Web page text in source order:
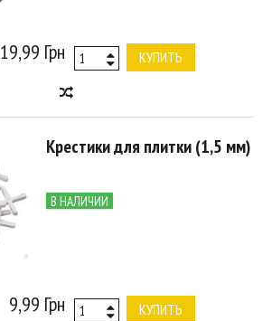
19,99 Грн КУПИТЬ
Крестики для плитки (1,5 мм)
В НАЛИЧИИ
9,99 Грн КУПИТЬ